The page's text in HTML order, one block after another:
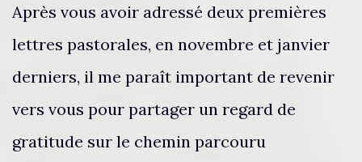
Après vous avoir adressé deux premières
lettres pastorales, en novembre et janvier
derniers, il me paraît important de revenir
vers vous pour partager un regard de
gratitude sur le chemin parcouru